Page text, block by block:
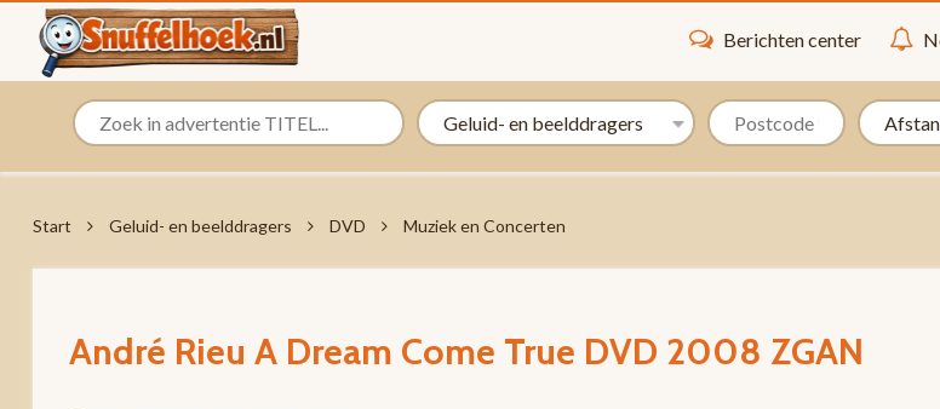
Berichten center
Start Geluid- en beelddragers DVD Muziek en Concerten
André Rieu A Dream Come True DVD 2008 ZGAN